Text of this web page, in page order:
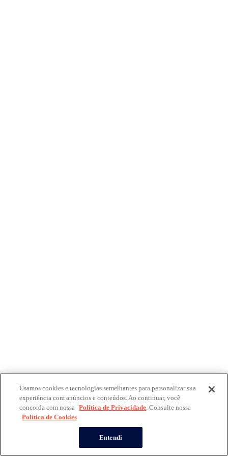
Usamos cookies e tecnologias semelhantes para personalizar sua
experiência com anúncios e conteúdos. Ao continuar, você
concorda com nossa Política de Privacidade. Consulte nossa
Política de Cookies
Entendi